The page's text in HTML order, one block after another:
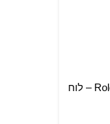
Rolex Oyster Perpetual – 36 mm – לוח